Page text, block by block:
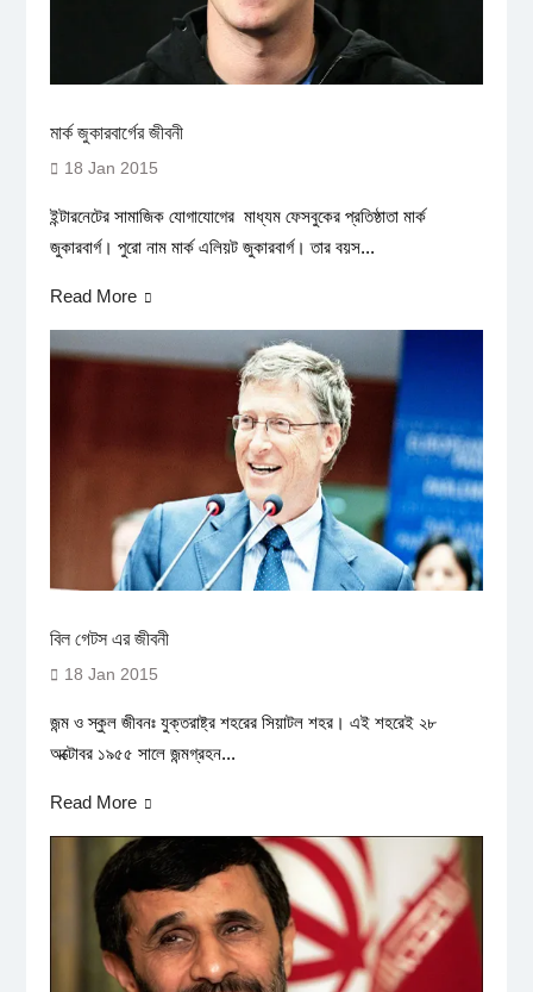
মার্ক জুকারবার্গের জীবনী
18 Jan 2015
ইন্টারনেটের সামাজিক যোগাযোগের মাধ্যম ফেসবুকের প্রতিষ্ঠাতা মার্ক
জুকারবার্গ। পুরো নাম মার্ক এলিয়ট জুকারবার্গ। তার বয়স...
Read More
বিল গেটস এর জীবনী
18 Jan 2015
জন্ম ও স্কুল জীবনঃ যুক্তরাষ্ট্র শহরের সিয়াটল শহর। এই শহরেই ২৮
অক্টোবর ১৯৫৫ সালে জন্মগ্রহন...
Read More